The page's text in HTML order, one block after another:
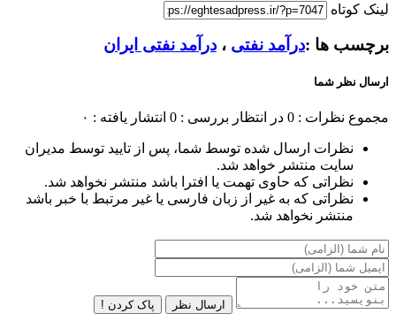
لینک کوتاه
برچسب ها :درآمد نفتی ، درآمد نفتی ایران
ارسال نظر شما
مجموع نظرات : 0 در انتظار بررسی : 0 انتشار یافته : ۰
نظرات ارسال شده توسط شما، پس از تایید توسط مدیران
سایت منتشر خواهد شد.
نظراتی که حاوی تهمت یا افترا باشد منتشر نخواهد شد.
نظراتی که به غیر از زبان فارسی یا غیر مرتبط با خبر باشد
منتشر نخواهد شد.
ارسال نظر پاک کردن !